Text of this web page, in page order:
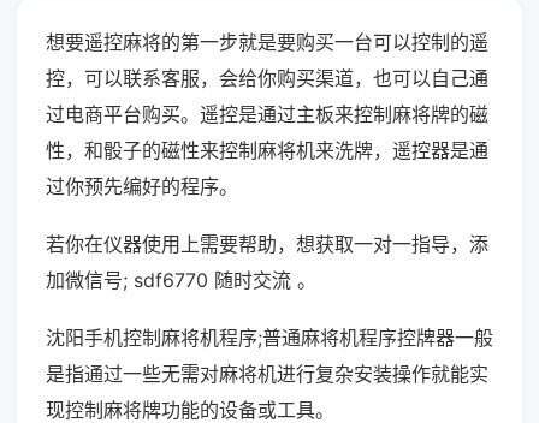
想要遥控麻将的第一步就是要购买一台可以控制的遥
控，可以联系客服，会给你购买渠道，也可以自己通
过电商平台购买。遥控是通过主板来控制麻将牌的磁
性，和骰子的磁性来控制麻将机来洗牌，遥控器是通
过你预先编好的程序。
若你在仪器使用上需要帮助，想获取一对一指导，添
加微信号; sdf6770 随时交流 。
沈阳手机控制麻将机程序;普通麻将机程序控牌器一般
是指通过一些无需对麻将机进行复杂安装操作就能实
现控制麻将牌功能的设备或工具。